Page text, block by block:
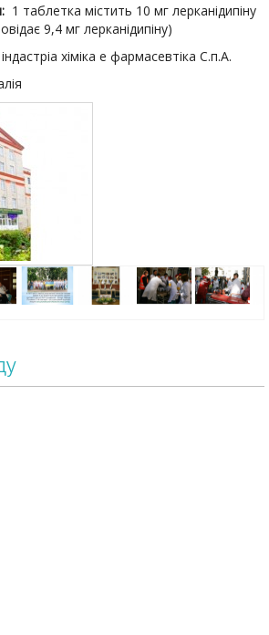
1 таблетка містить 10 мг лерканідипіну
9,4 мг лерканідипіну)
хіміка е фармасевтіка С.п.А.